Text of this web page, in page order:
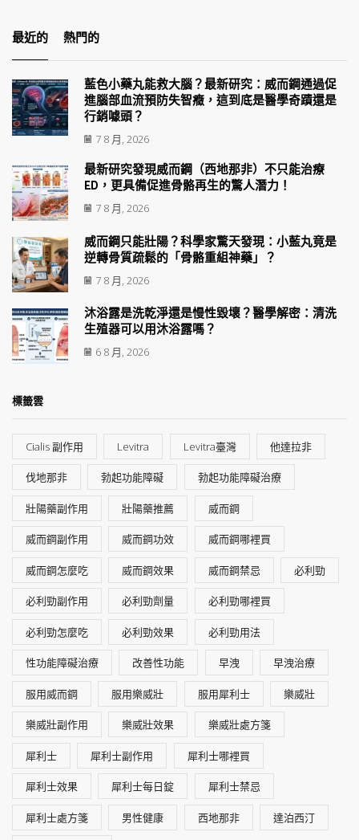
最近的 熱門的
藍色小藥丸能救大腦？最新研究：威而鋼通過促
進腦部血流預防失智癥，這到底是醫學奇蹟還是
行銷噱頭？
7 8 月, 2026
最新研究發現威而鋼（西地那非）不只能治療
ED，更具備促進骨骼再生的驚人潛力！
7 8 月, 2026
威而鋼只能壯陽？科學家驚天發現：小藍丸竟是
逆轉骨質疏鬆的「骨骼重組神藥」？
7 8 月, 2026
沐浴露是洗乾淨還是慢性毀壞？醫學解密：清洗
生殖器可以用沐浴露嗎？
6 8 月, 2026
標籤雲
Cialis 副作用 Levitra Levitra臺灣 他達拉非
伐地那非 勃起功能障礙 勃起功能障礙治療
壯陽藥副作用 壯陽藥推薦 威而鋼
威而鋼副作用 威而鋼功效 威而鋼哪裡買
威而鋼怎麼吃 威而鋼效果 威而鋼禁忌 必利勁
必利勁副作用 必利勁劑量 必利勁哪裡買
必利勁怎麼吃 必利勁效果 必利勁用法
性功能障礙治療 改善性功能 早洩 早洩治療
服用威而鋼 服用樂威壯 服用犀利士 樂威壯
樂威壯副作用 樂威壯效果 樂威壯處方箋
犀利士 犀利士副作用 犀利士哪裡買
犀利士效果 犀利士每日錠 犀利士禁忌
犀利士處方箋 男性健康 西地那非 達泊西汀